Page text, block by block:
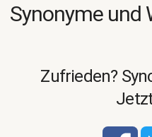
Synonyme und
Zufrieden?